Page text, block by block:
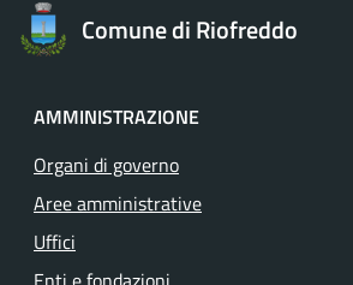
Comune di Riofreddo
AMMINISTRAZIONE
Organi di governo
Aree amministrative
Uffici